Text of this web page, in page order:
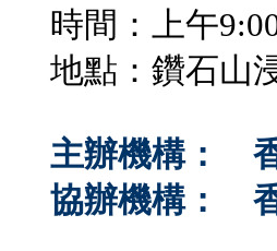
時間：上午
地點：鑽石山
主辦機構：
協辦機構：